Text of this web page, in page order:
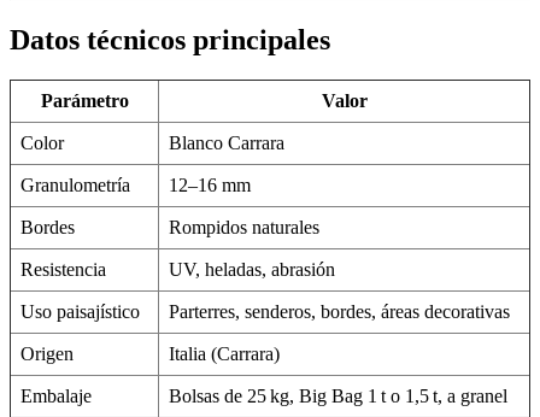
Datos técnicos principales
Parámetro Valor
Color Blanco Carrara
Granulometría 12–16 mm
Bordes Rompidos naturales
Resistencia UV, heladas, abrasión
Uso paisajístico Parterres, senderos, bordes, áreas decorativas
Origen Italia (Carrara)
Embalaje Bolsas de 25 kg, Big Bag 1 t o 1,5 t, a granel